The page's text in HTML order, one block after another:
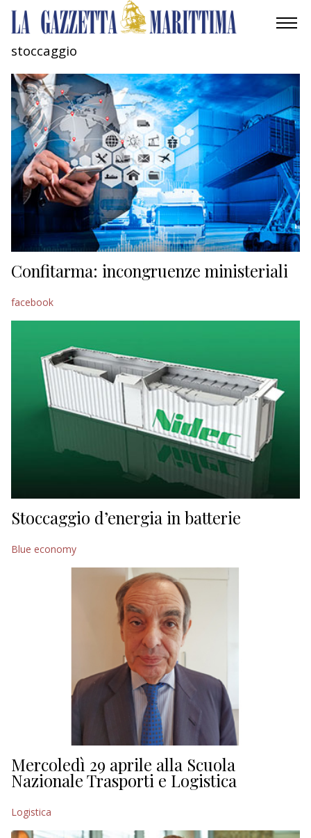
AMBIENTE
MOBILITÀ
INDUSTRIA
RICERCA
ECONOMIA
TURISMO
CULTURA
NAUTICA
stoccaggio
Confitarma: incongruenze ministeriali
facebook
Stoccaggio d’energia in batterie
Blue economy
Mercoledì 29 aprile alla Scuola
Nazionale Trasporti e Logistica
Logistica